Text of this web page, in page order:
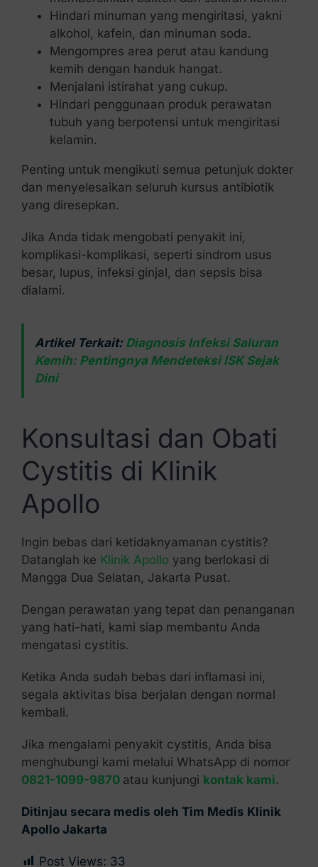
Hindari minuman yang mengiritasi, yakni
alkohol, kafein, dan minuman soda.
Mengompres area perut atau kandung
kemih dengan handuk hangat.
Menjalani istirahat yang cukup.
Hindari penggunaan produk perawatan
tubuh yang berpotensi untuk mengiritasi
kelamin.
Penting untuk mengikuti semua petunjuk dokter
dan menyelesaikan seluruh kursus antibiotik
yang diresepkan.
Jika Anda tidak mengobati penyakit ini,
komplikasi-komplikasi, seperti sindrom usus
besar, lupus, infeksi ginjal, dan sepsis bisa
dialami.
Artikel Terkait: Diagnosis Infeksi Saluran
Kemih: Pentingnya Mendeteksi ISK Sejak
Dini
Konsultasi dan Obati
Cystitis di Klinik
Apollo
Ingin bebas dari ketidaknyamanan cystitis?
Datanglah ke Klinik Apollo yang berlokasi di
Mangga Dua Selatan, Jakarta Pusat.
Dengan perawatan yang tepat dan penanganan
yang hati-hati, kami siap membantu Anda
mengatasi cystitis.
Ketika Anda sudah bebas dari inflamasi ini,
segala aktivitas bisa berjalan dengan normal
kembali.
Jika mengalami penyakit cystitis, Anda bisa
menghubungi kami melalui WhatsApp di nomor
0821-1099-9870 atau kunjungi kontak kami.
Ditinjau secara medis oleh Tim Medis Klinik
Apollo Jakarta
Post Views: 33